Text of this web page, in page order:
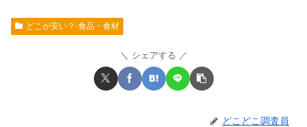
どこが安い？-食品・食材
シェアする
どこどこ調査員